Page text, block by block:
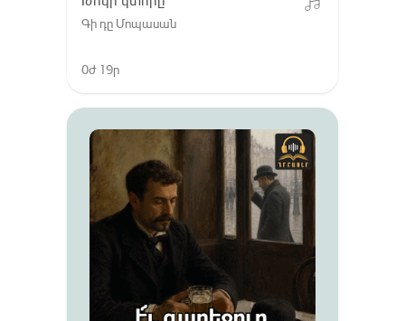
Գի դը Մոպասան
0ժ 19ր